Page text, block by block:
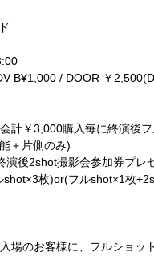
B¥1,000 / DOOR ￥
計￥3,000購入毎に終演後
＋片側のみ)
後2shot撮影会参加券プレ
枚)or(フルshot×1枚
場のお客様に、フルショッ